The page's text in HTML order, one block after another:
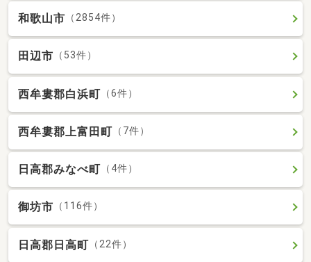
和歌山市 （2854件）
田辺市 （53件）
西牟婁郡白浜町 （6件）
西牟婁郡上富田町 （7件）
日高郡みなべ町 （4件）
御坊市 （116件）
日高郡日高町 （22件）